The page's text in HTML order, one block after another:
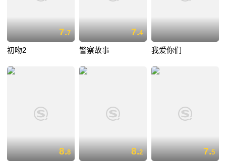
7.7
初吻2
7.4
警察故事 我爱你们
8.8 8.2 7.5